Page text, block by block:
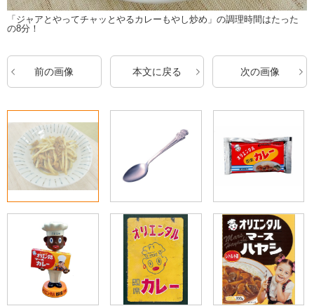
「ジャアとやってチャッとやるカレーもやし炒め」の調理時間はたった
の8分！
前の画像 本文に戻る 次の画像